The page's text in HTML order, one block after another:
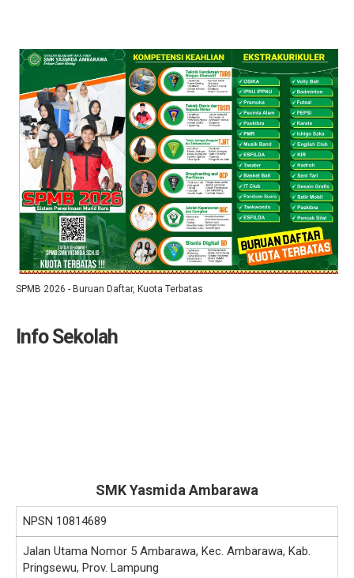
SPMB 2026 - Buruan Daftar, Kuota Terbatas
Info Sekolah
SMK Yasmida Ambarawa
NPSN 10814689
Jalan Utama Nomor 5 Ambarawa, Kec. Ambarawa, Kab.
Pringsewu, Prov. Lampung